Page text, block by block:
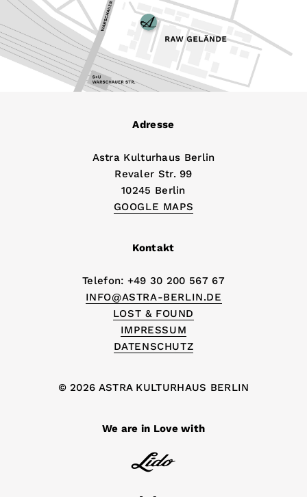
Adresse
Astra Kulturhaus Berlin
Revaler Str. 99
10245 Berlin
GOOGLE MAPS
Kontakt
Telefon: +49 30 200 567 67
INFO@ASTRA-BERLIN.DE
LOST & FOUND
IMPRESSUM
DATENSCHUTZ
© 2026 ASTRA KULTURHAUS BERLIN
We are in Love with